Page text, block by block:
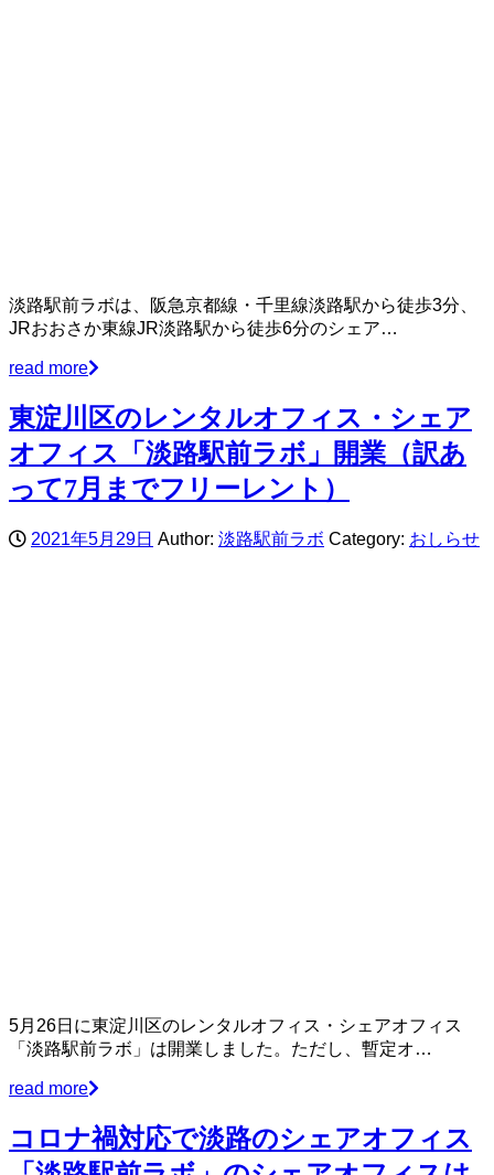
淡路駅前ラボは、阪急京都線・千里線淡路駅から徒歩3分、
JRおおさか東線JR淡路駅から徒歩6分のシェア…
read more
東淀川区のレンタルオフィス・シェア
オフィス「淡路駅前ラボ」開業（訳あ
って7月までフリーレント）
2021年5月29日 Author: 淡路駅前ラボ Category: おしらせ
5月26日に東淀川区のレンタルオフィス・シェアオフィス
「淡路駅前ラボ」は開業しました。ただし、暫定オ…
read more
コロナ禍対応で淡路のシェアオフィス